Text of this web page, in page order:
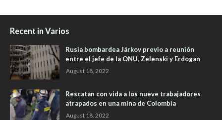
Recent in Varios
Rusia bombardea Járkov previo a reunión
entre el jefe de la ONU, Zelenski y Erdogan
August 18, 2022
Rescatan con vida a los nueve trabajadores
atrapados en una mina de Colombia
August 18, 2022